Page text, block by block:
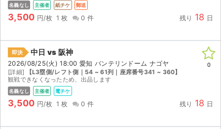
演劇・ミュージカル
ご利用ガイド
ご利用ガイド
手数料・お支払い方法
名義なし 主催者 紙チケ 郵送
3,500 円/枚 1 枚 0 件 残り 18 日
即決 中日 vs 阪神
2026/08/25(火) 18:00 愛知 バンテリンドーム ナゴヤ
[詳細]
【L3塁側/レフト側｜54 ~ 61列｜座席番号341 ~ 360】
観戦できなくなったため、出品します
名義なし 主催者 電チケ
3,500 円/枚 1 枚 0 件 残り 18 日
0